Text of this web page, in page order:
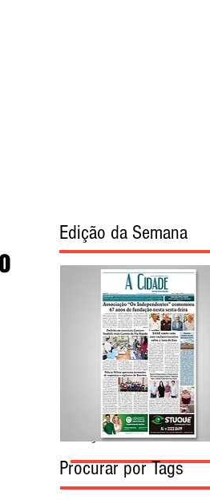
Edição da Semana
Edição da Semana
Procurar por Tags